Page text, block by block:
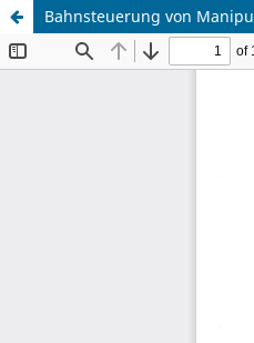
Bahnsteuerung von